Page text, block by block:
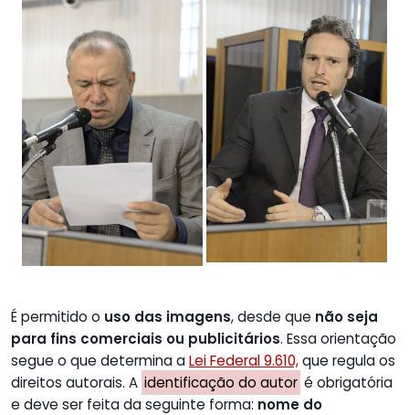
É permitido o uso das imagens, desde que não seja
para fins comerciais ou publicitários. Essa orientação
segue o que determina aLei Federal 9.610,que regula os
direitos autorais. A identificação do autor é obrigatória
e deve ser feita da seguinte forma: nome do